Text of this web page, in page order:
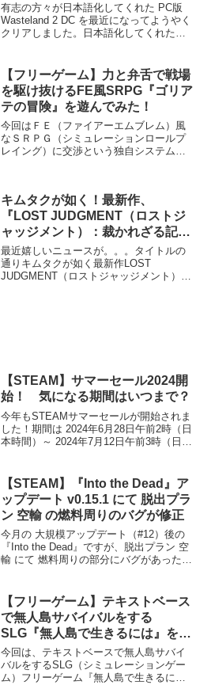
有志の方々が日本語化してくれた PC版
Wasteland 2 DC を最近になってようやく
クリアしました。日本語化してくれた有
使えそうなのがいくつかあったので早速
入...
【フリーゲーム】力と弁舌で戦場
を駆け抜けるFE風SRPG『ゴリア
テの冒険』を遊んでみた！
今回はＦＥ（ファイアーエムブレム）風
なＳＲＰＧ（シミュレーションロールプ
レイング）に交渉という独自システムを
のフリー...
キムタクが如く！最新作、
『LOST JUDGMENT（ロストジ
ャッジメント）：裁かれざる記
憶』が9月24日発売決定！
最近嬉しいニュースが。。。タイトルの
通りキムタクが如く最新作LOST
JUDGMENT（ロストジャッジメント）：
【STEAM】サマーセール2024開
始！ 気になる期間はいつまで？
今年もSTEAMサマーセールが開始されま
した！期間は 2024年6月28日午前2時（日
本時間）～ 2024年7月12日午前3時（日本
代みたいなゲーム『セーリング エラ（...
【STEAM】『Into the Dead』ア
ップデート v0.15.1 にて 脱出プラ
ン 空輸 の燃料周りのバグが修正
今月の 大規模アップデート（#12）後の
『Into the Dead』ですが、脱出プラン 空
輸 にて 燃料周りの部分にバグがあった模
に向かう際に航空燃料が...
【フリーゲーム】テキストベース
で無人島サバイバルをする
SLG『無人島で生きるには』を遊
んでみた！
今回は、テキストベースで無人島サバイ
バルをするSLG（シミュレーションゲー
ム）フリーゲーム『無人島で生きるに